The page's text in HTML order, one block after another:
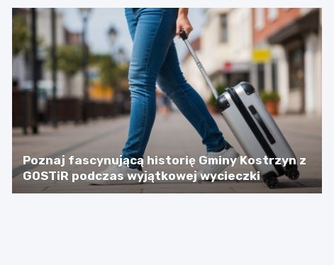
Poznaj fascynującą historię Gminy Kostrzyn z
GOSTiR podczas wyjątkowej wycieczki